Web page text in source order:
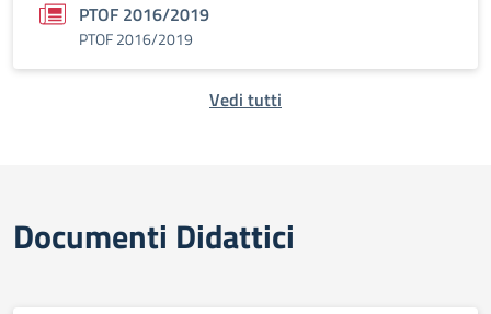
PTOF 2016/2019
PTOF 2016/2019
Vedi tutti
Documenti Didattici